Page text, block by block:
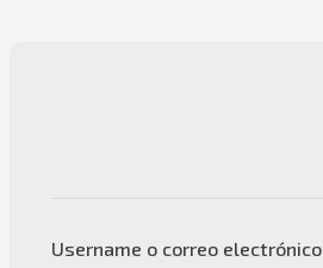
Username o correo electrónico